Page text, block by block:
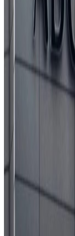
टिप्पणीहरू लोड हुँदैछ…
सम्बन्धित
मध्यपूर्वका
एनआरएनए
२०२६ अप्रिल ३
आजबाट